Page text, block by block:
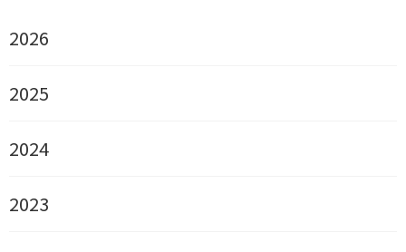
2026
2025
2024
2023